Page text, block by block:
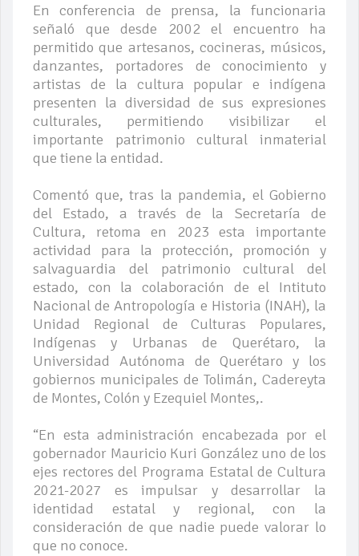
En conferencia de prensa, la funcionaria
señaló que desde 2002 el encuentro ha
permitido que artesanos, cocineras, músicos,
danzantes, portadores de conocimiento y
artistas de la cultura popular e indígena
presenten la diversidad de sus expresiones
culturales, permitiendo visibilizar el
importante patrimonio cultural inmaterial
que tiene la entidad.
Comentó que, tras la pandemia, el Gobierno
del Estado, a través de la Secretaría de
Cultura, retoma en 2023 esta importante
actividad para la protección, promoción y
salvaguardia del patrimonio cultural del
estado, con la colaboración de el Intituto
Nacional de Antropología e Historia (INAH), la
Unidad Regional de Culturas Populares,
Indígenas y Urbanas de Querétaro, la
Universidad Autónoma de Querétaro y los
gobiernos municipales de Tolimán, Cadereyta
de Montes, Colón y Ezequiel Montes,.
“En esta administración encabezada por el
gobernador Mauricio Kuri González uno de los
ejes rectores del Programa Estatal de Cultura
2021-2027 es impulsar y desarrollar la
identidad estatal y regional, con la
consideración de que nadie puede valorar lo
que no conoce.